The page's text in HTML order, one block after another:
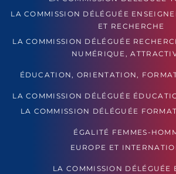
LA COMMISSION DÉLÉGUÉE
ET RECHERCHE
LA COMMISSION DÉLÉGUÉE
NUMÉRIQUE,
ÉDUCATION, ORIENTATION,
LA COMMISSION DÉLÉGUÉE
LA COMMISSION DÉLÉGUÉE
ÉGALITÉ FEMMES-
EUROPE ET
LA COMMISSION DÉLÉGUÉE